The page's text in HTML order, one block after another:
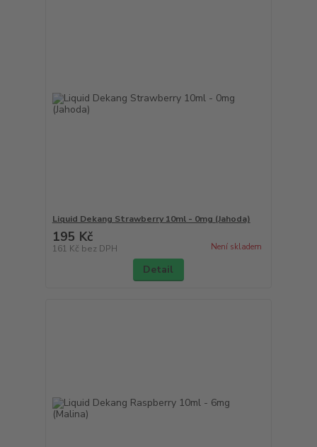
Liquid Dekang Strawberry 10ml - 0mg (Jahoda)
195 Kč
161 Kč bez DPH Není skladem
Detail